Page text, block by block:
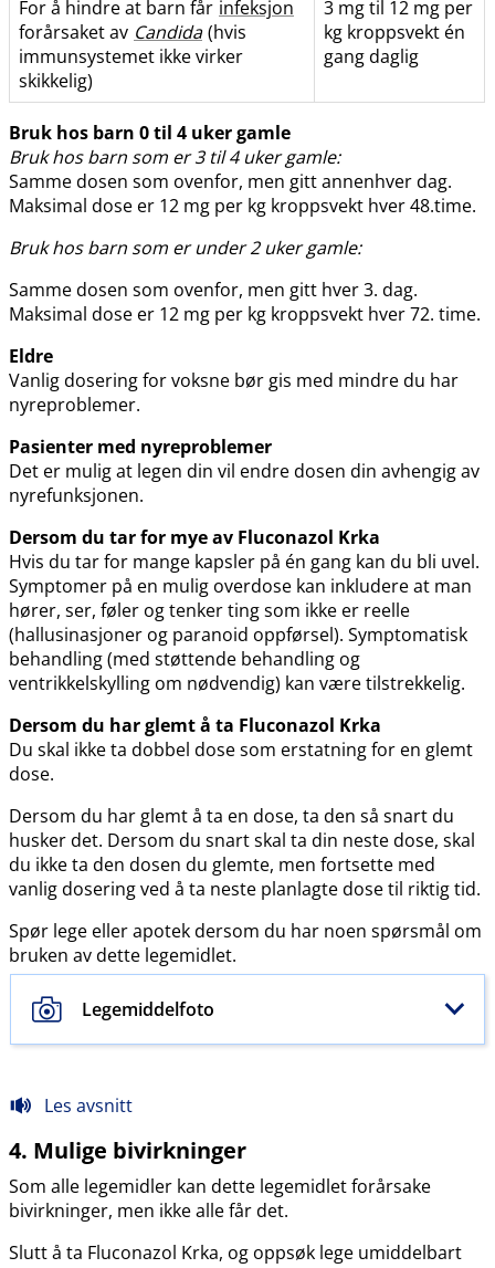
For å hindre at barn får infeksjon
forårsaket av Candida (hvis
immunsystemet ikke virker
skikkelig)
3 mg til 12 mg per
kg kroppsvekt én
gang daglig
Bruk hos barn 0 til 4 uker gamle
Bruk hos barn som er 3 til 4 uker gamle:
Samme dosen som ovenfor, men gitt annenhver dag.
Maksimal dose er 12 mg per kg kroppsvekt hver 48.time.
Bruk hos barn som er under 2 uker gamle:
Samme dosen som ovenfor, men gitt hver 3. dag.
Maksimal dose er 12 mg per kg kroppsvekt hver 72. time.
Eldre
Vanlig dosering for voksne bør gis med mindre du har
nyreproblemer.
Pasienter med nyreproblemer
Det er mulig at legen din vil endre dosen din avhengig av
nyrefunksjonen.
Dersom du tar for mye av Fluconazol Krka
Hvis du tar for mange kapsler på én gang kan du bli uvel.
Symptomer på en mulig overdose kan inkludere at man
hører, ser, føler og tenker ting som ikke er reelle
(hallusinasjoner og paranoid oppførsel). Symptomatisk
behandling (med støttende behandling og
ventrikkelskylling om nødvendig) kan være tilstrekkelig.
Dersom du har glemt å ta Fluconazol Krka
Du skal ikke ta dobbel dose som erstatning for en glemt
dose.
Dersom du har glemt å ta en dose, ta den så snart du
husker det. Dersom du snart skal ta din neste dose, skal
du ikke ta den dosen du glemte, men fortsette med
vanlig dosering ved å ta neste planlagte dose til riktig tid.
Spør lege eller apotek dersom du har noen spørsmål om
bruken av dette legemidlet.
Legemiddelfoto
Les avsnitt
4. Mulige bivirkninger
Som alle legemidler kan dette legemidlet forårsake
bivirkninger, men ikke alle får det.
Slutt å ta Fluconazol Krka, og oppsøk lege umiddelbart